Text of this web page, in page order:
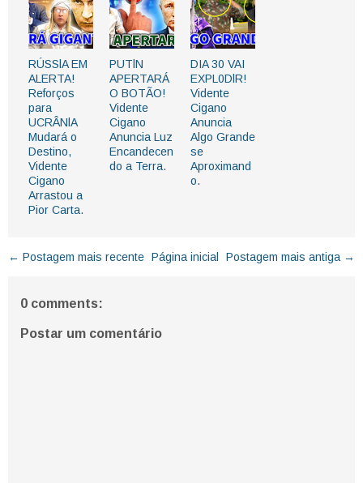
RÚSSlA EM
ALERTA!
Reforços
para
UCRÂNlA
Mudará o
Destino,
Vidente
Cigano
Arrastou a
Pior Carta.
PUTlN
APERTARÁ
O BOTÃO!
Vidente
Cigano
Anuncia Luz
Encandecen
do a Terra.
DIA 30 VAI
EXPL0DlR!
Vidente
Cigano
Anuncia
Algo Grande
se
Aproximand
o.
← Postagem mais recente Postagem mais antiga →
Página inicial
0 comments:
Postar um comentário